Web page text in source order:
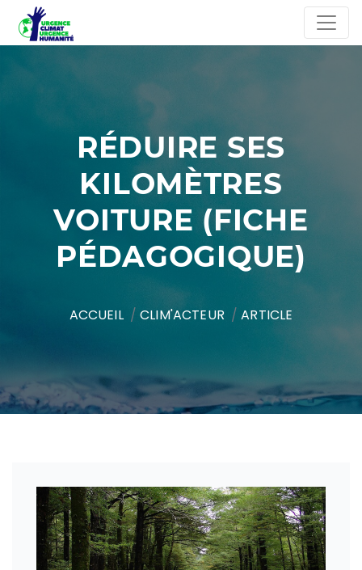
RÉDUIRE SES
KILOMÈTRES
VOITURE (FICHE
PÉDAGOGIQUE)
ACCUEIL CLIM'ACTEUR ARTICLE